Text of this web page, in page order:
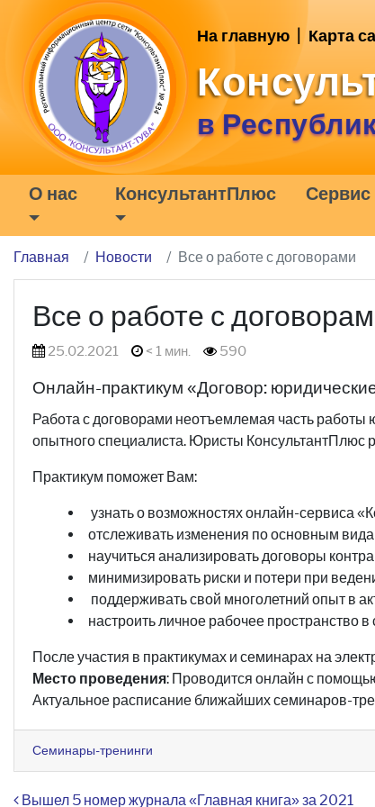
На главную Карта
в
О нас КонсультантПлюс Сервис
Главная Новости Все о работе с договорами
Все о работе с
25.02.2021 < 1 мин. 590
Онлайн-практикум «Договор:
Работа с договорами неотъемлемая часть работы
опытного специалиста. Юристы КонсультантПлюс
Практикум поможет Вам:
узнать о возможностях онлайн-сервиса
отслеживать изменения по основным
научиться анализировать договоры
минимизировать риски и потери при
поддерживать свой многолетний опыт в
настроить личное рабочее пространство в
После участия в практикумах и семинарах на
Место проведения: Проводится онлайн с
Актуальное расписание ближайших семинаров-
Семинары-тренинги
Вышел 5 номер журнала «Главная книга» за 2021